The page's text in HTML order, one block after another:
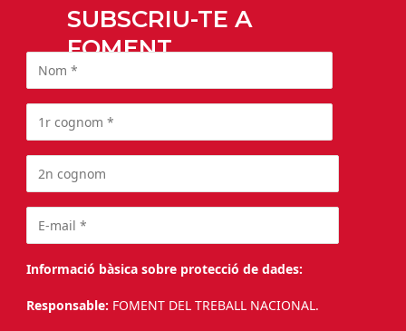
SUBSCRIU-TE A
FOMENT
Informació bàsica sobre protecció de dades:
Responsable: FOMENT DEL TREBALL NACIONAL.